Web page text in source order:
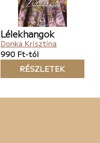
Lélekhangok
Donka Krisztina
990 Ft-tól
RÉSZLETEK